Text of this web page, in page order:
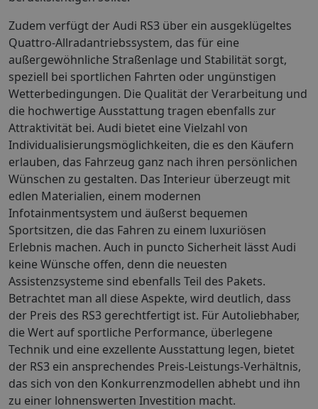
Zudem verfügt der Audi RS3 über ein ausgeklügeltes
Quattro-Allradantriebssystem, das für eine
außergewöhnliche Straßenlage und Stabilität sorgt,
speziell bei sportlichen Fahrten oder ungünstigen
Wetterbedingungen. Die Qualität der Verarbeitung und
die hochwertige Ausstattung tragen ebenfalls zur
Attraktivität bei. Audi bietet eine Vielzahl von
Individualisierungsmöglichkeiten, die es den Käufern
erlauben, das Fahrzeug ganz nach ihren persönlichen
Wünschen zu gestalten. Das Interieur überzeugt mit
edlen Materialien, einem modernen
Infotainmentsystem und äußerst bequemen
Sportsitzen, die das Fahren zu einem luxuriösen
Erlebnis machen. Auch in puncto Sicherheit lässt Audi
keine Wünsche offen, denn die neuesten
Assistenzsysteme sind ebenfalls Teil des Pakets.
Betrachtet man all diese Aspekte, wird deutlich, dass
der Preis des RS3 gerechtfertigt ist. Für Autoliebhaber,
die Wert auf sportliche Performance, überlegene
Technik und eine exzellente Ausstattung legen, bietet
der RS3 ein ansprechendes Preis-Leistungs-Verhältnis,
das sich von den Konkurrenzmodellen abhebt und ihn
zu einer lohnenswerten Investition macht.